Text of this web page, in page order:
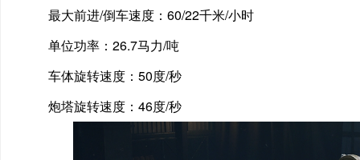
最大前进/倒车速度：60/22千米/小时
单位功率：26.7马力/吨
车体旋转速度：50度/秒
炮塔旋转速度：46度/秒